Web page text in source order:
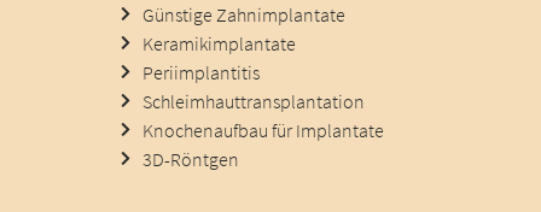
Günstige Zahnimplantate
Keramikimplantate
Periimplantitis
Schleimhauttransplantation
Knochenaufbau für Implantate
3D-Röntgen